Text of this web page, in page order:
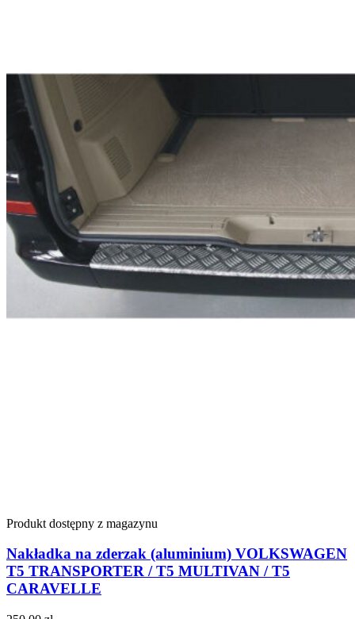
Produkt dostępny z magazynu
Nakładka na zderzak (aluminium) VOLKSWAGEN
T5 TRANSPORTER / T5 MULTIVAN / T5
CARAVELLE